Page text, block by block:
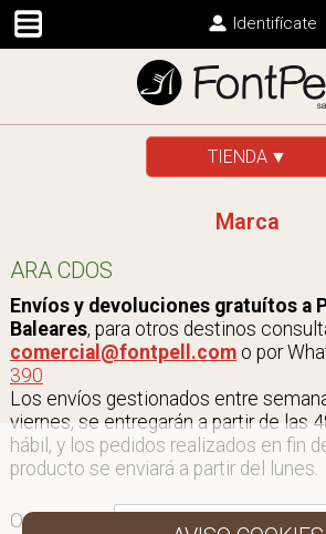
Identifícate
TIENDA
Marca
ARA CDOS
Envíos y devoluciones gratuítos a
Baleares, para otros destinos
comercial@fontpell.como por
390
Los envíos gestionados entre
viernes, se entregarán a partir de las
hábil, y los pedidos realizados en fin
producto se enviará a partir del lunes.
Ordenar por: